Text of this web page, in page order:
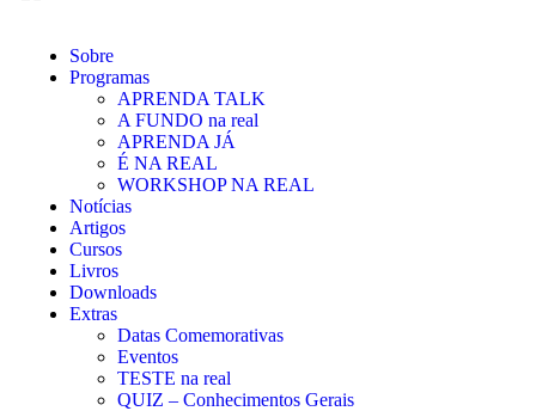
Sobre
Programas
APRENDA TALK
A FUNDO na real
APRENDA JÁ
É NA REAL
WORKSHOP NA REAL
Notícias
Artigos
Cursos
Livros
Downloads
Extras
Datas Comemorativas
Eventos
TESTE na real
QUIZ – Conhecimentos Gerais